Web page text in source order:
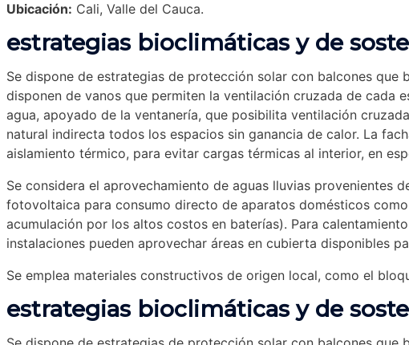
Ubicación: Cali, Valle del Cauca.
estrategias bioclimáticas y de
Se dispone de estrategias de protección solar con balcones
disponen de vanos que permiten la ventilación cruzada de cada
agua, apoyado de la ventanería, que posibilita ventilación
natural indirecta todos los espacios sin ganancia de calor. La
aislamiento térmico, para evitar cargas térmicas al interior, en
Se considera el aprovechamiento de aguas lluvias provenientes
fotovoltaica para consumo directo de aparatos domésticos
acumulación por los altos costos en baterías). Para
instalaciones pueden aprovechar áreas en cubierta disponibles
Se emplea materiales constructivos de origen local, como el
estrategias bioclimáticas y de